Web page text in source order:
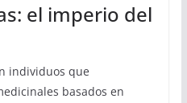
el imperio del
individuos que
basados en